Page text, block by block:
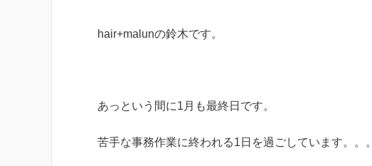
hair+malunの鈴木です。
あっという間に1月も最終日です。
苦手な事務作業に終われる1日を過ごしています。。。